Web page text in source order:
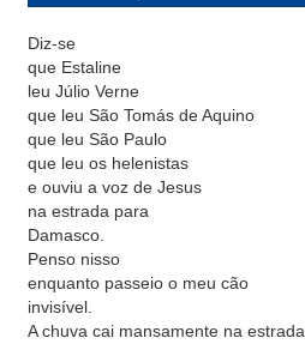
Diz-se
que Estaline
leu Júlio Verne
que leu São Tomás de Aquino
que leu São Paulo
que leu os helenistas
e ouviu a voz de Jesus
na estrada para
Damasco.
Penso nisso
enquanto passeio o meu cão
invisível.
A chuva cai mansamente na estrada,